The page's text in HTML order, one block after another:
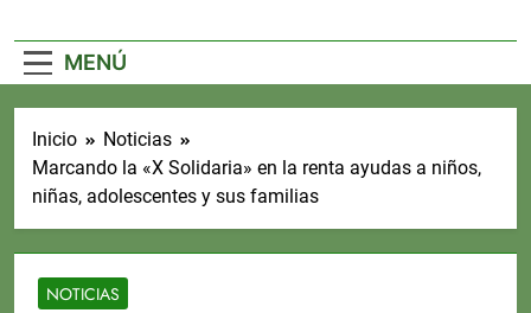
MENÚ
Inicio
Noticias
Marcando la «X Solidaria» en la renta ayudas a niños,
niñas, adolescentes y sus familias
NOTICIAS